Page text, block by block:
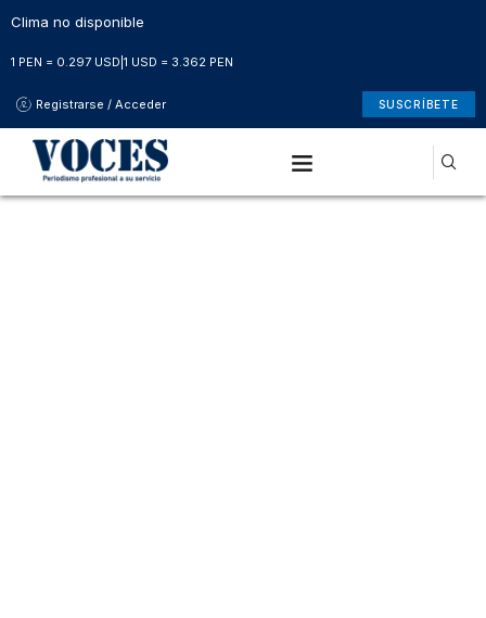
Clima no disponible
1 PEN = 0.297 USD 1 USD = 3.362 PEN
Registrarse / Acceder SUSCRÍBETE